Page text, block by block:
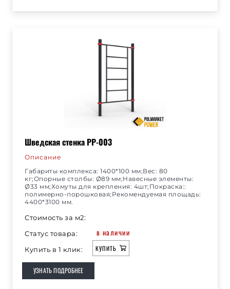
Шведская стенка РР-003
Описание
Габариты комплекса: 1400*100 мм;Вес: 80
кг;Опорные столбы: Ø89 мм;Навесные элементы:
Ø33 мм;Хомуты для крепления: 4шт;Покраска::
полимерно-порошковая;Рекомендуемая площадь:
4400*3100 мм.
Стоимость за м2:
Статус товара:
в наличии
Купить в 1 клик: КУПИТЬ
УЗНАТЬ ПОДРОБНЕЕ